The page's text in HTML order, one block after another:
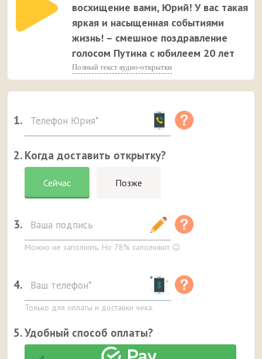
восхищение вами, Юрий! У вас такая
яркая и насыщенная событиями
жизнь! – смешное поздравление
голосом Путина с юбилеем 20 лет
Полный текст аудио-открытки
1.
2. Когда доставить открытку?
Сейчас Позже
3.
Можно не заполнять. Но 78% заполняют 😉
4.
Только для оплаты и доставки чека.
5. Удобный способ оплаты?